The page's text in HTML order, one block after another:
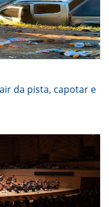
da pista, capotar e